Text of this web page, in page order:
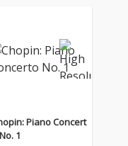
Piano Concert
1